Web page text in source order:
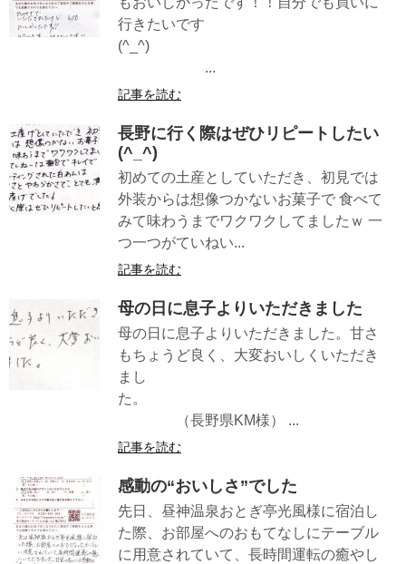
行きたいです
(^_^)
...
記事を読む
長野に行く際はぜひリピートしたい
(^_^)
初めての土産としていただき、初見では
外装からは想像つかないお菓子で 食べて
みて味わうまでワクワクしてましたｗ 一
つ一つがていねい...
記事を読む
母の日に息子よりいただきました
母の日に息子よりいただきました。甘さ
もちょうど良く、大変おいしくいただき
まし
た。
（長野県KM様） ...
記事を読む
感動の“おいしさ”でした
先日、昼神温泉おとぎ亭光風様に宿泊し
た際、お部屋へのおもてなしにテーブル
に用意されていて、長時間運転の癒やし